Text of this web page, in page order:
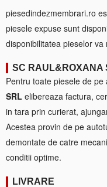
piesedindezmembrari.ro
piesele expuse sunt
disponibilitatea pieselor
SC RAUL&ROXANA
Pentru toate piesele de pe
SRL elibereaza factura,
in tara prin curierat,
Acestea provin de pe
demontate de catre
conditii optime.
LIVRARE